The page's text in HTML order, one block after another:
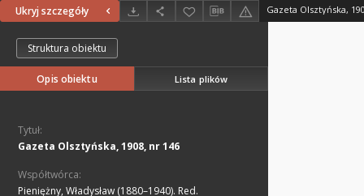
Ukryj szczegóły Gazeta Olsztyńska,
Struktura obiektu
Opis obiektu Lista plików
Tytuł:
Gazeta Olsztyńska, 1908, nr 146
Współtwórca:
Pieniężny, Władysław (1880–1940). Red.